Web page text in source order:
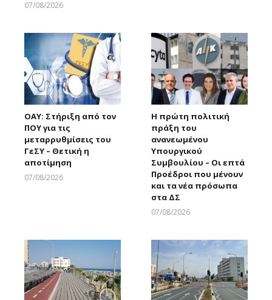
07/08/2026
ΟΑΥ: Στήριξη από τον
ΠΟΥ για τις
μεταρρυθμίσεις του
ΓεΣΥ – Θετική η
αποτίμηση
07/08/2026
Η πρώτη πολιτική
πράξη του
ανανεωμένου
Υπουργικού
Συμβουλίου – Οι επτά
Προέδροι που μένουν
και τα νέα πρόσωπα
στα ΔΣ
07/08/2026